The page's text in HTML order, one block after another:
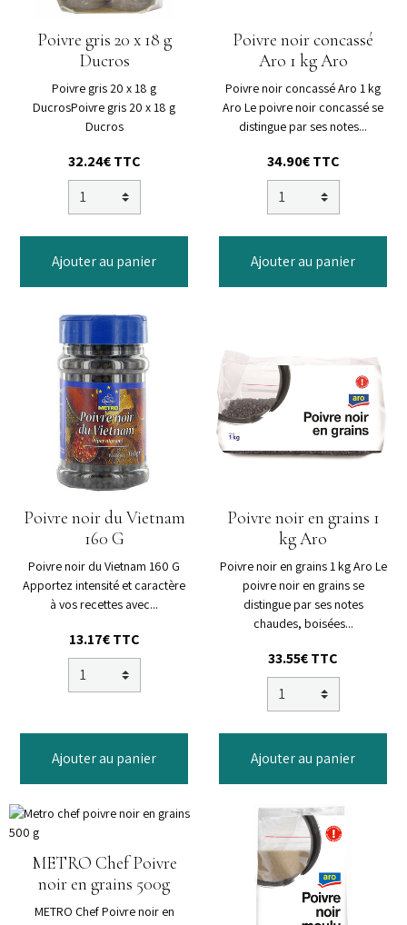
Poivre gris 20 x 18 g
Ducros
Poivre gris 20 x 18 g
DucrosPoivre gris 20 x 18 g
Ducros
32.24€TTC
Ajouter au panier
Poivre noir concassé
Aro 1 kg Aro
Poivre noir concassé Aro 1 kg
Aro Le poivre noir concassé se
distingue par ses notes...
34.90€TTC
Ajouter au panier
Poivre noir du Vietnam
160 G
Poivre noir du Vietnam 160 G
Apportez intensité et caractère
à vos recettes avec...
13.17€TTC
Ajouter au panier
Poivre noir en grains 1
kg Aro
Poivre noir en grains 1 kg Aro Le
poivre noir en grains se
distingue par ses notes
chaudes, boisées...
33.55€TTC
Ajouter au panier
METRO Chef Poivre
noir en grains 500g
METRO Chef Poivre noir en